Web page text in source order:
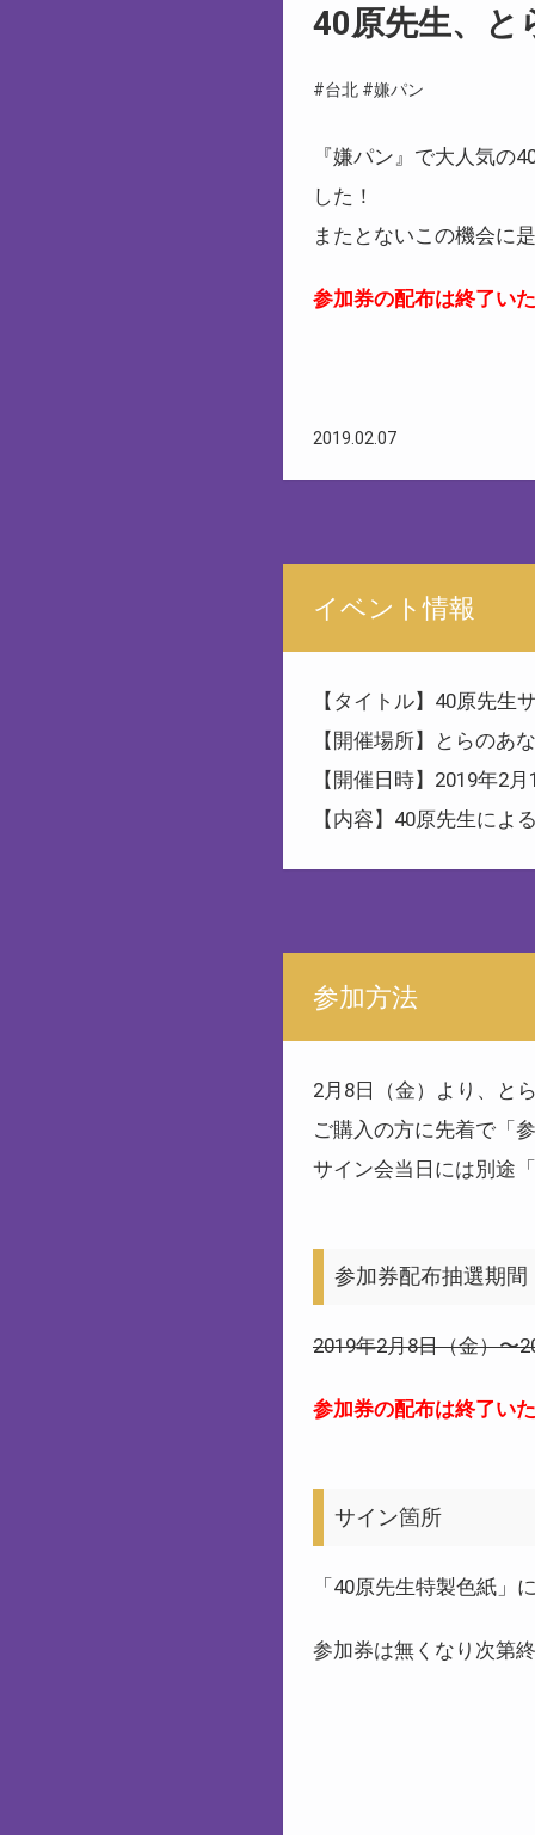
40原先生、と
#台北 #嫌パン
『嫌パン』で大人気の
した！
またとないこの機会に
参加券の配布は終了い
2019.02.07
イベント情報
【タイトル】40原先生
【開催場所】とらのあ
【開催日時】2019年2
【内容】40原先生によ
参加方法
2月8日（金）より、と
ご購入の方に先着で「
サイン会当日には別途
参加券配布抽選期間
2019年2月8日（金）〜
参加券の配布は終了い
サイン箇所
「40原先生特製色紙」
参加券は無くなり次第